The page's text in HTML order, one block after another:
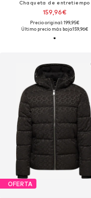
Chaqueta de entretiempo
159,96€
Precio original: 199,95€
Último precio más bajo:159,96€
OFERTA